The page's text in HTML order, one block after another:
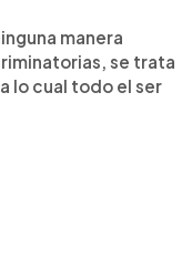
manera
se trata
lo cual todo el ser